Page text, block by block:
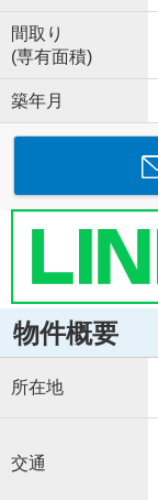
間取り
(専有面積)
築年月
物件概要
所在地
交通